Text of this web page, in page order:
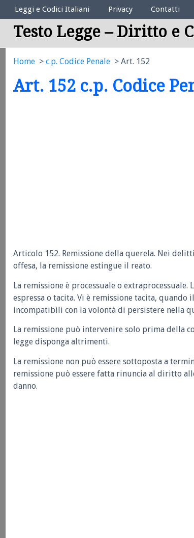
Elenco Codici Legali
Leggi e Codici Italiani Privacy Contatti
Testo Legge – Diritto e
Home c.p. Codice Penale Art. 152
Art. 152 c.p. Codice
Articolo 152. Remissione della querela. Nei
offesa, la remissione estingue il reato.
La remissione è processuale o extraprocessuale.
espressa o tacita. Vi è remissione tacita,
incompatibili con la volontà di persistere nella
La remissione può intervenire solo prima della
legge disponga altrimenti.
La remissione non può essere sottoposta a
remissione può essere fatta rinuncia al diritto
danno.